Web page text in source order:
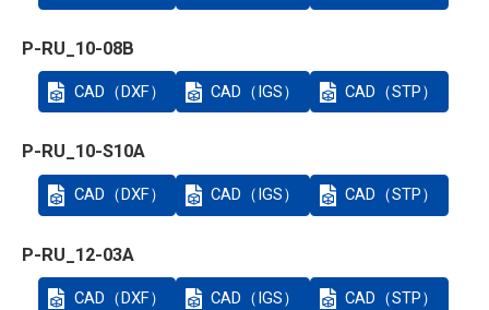
P-RU_10-08B
CAD（DXF） CAD（IGS） CAD（STP）
P-RU_10-S10A
CAD（DXF） CAD（IGS） CAD（STP）
P-RU_12-03A
CAD（DXF） CAD（IGS） CAD（STP）